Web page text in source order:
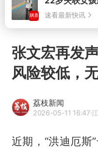
张文宏再发
风险较低，
荔枝新闻
2026-05-11 16:47·
近期，“洪迪厄斯